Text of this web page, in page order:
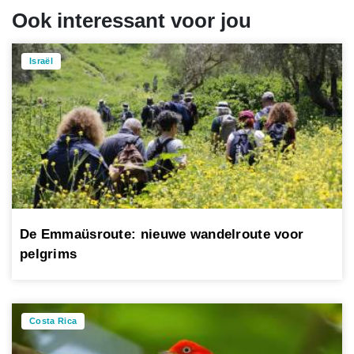
Ook interessant voor jou
Israël
De Emmaüsroute: nieuwe wandelroute voor
pelgrims
Costa Rica